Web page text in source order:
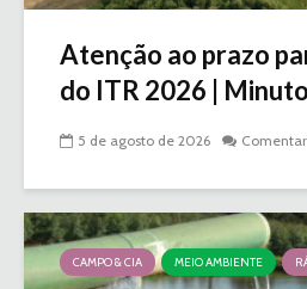
Atenção ao prazo
do ITR 2026 |
5 de agosto de 2026 Comentar
CAMPO & CIA MEIO AMBIENTE